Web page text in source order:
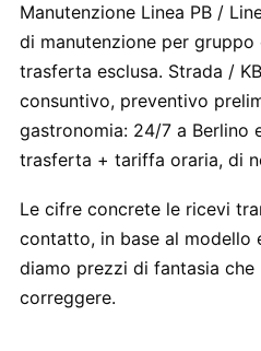
Manutenzione Linea PB /
di manutenzione per
trasferta esclusa. Strada /
consuntivo, preventivo
gastronomia: 24/7 a Berlino
trasferta + tariffa oraria, di
Le cifre concrete le ricevi
contatto, in base al
diamo prezzi di fantasia
correggere.